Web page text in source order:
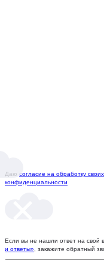
Даю согласие на обработку
конфиденциальности
Если вы не нашли ответ на свой
и ответы» , закажите обратный